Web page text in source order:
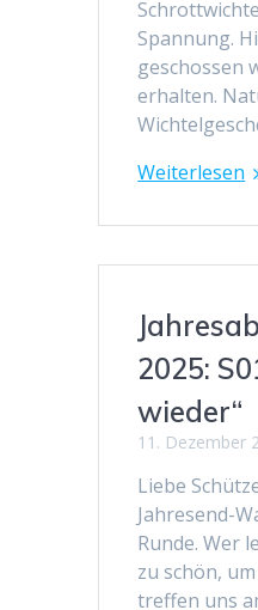
Spannung.
geschossen
erhalten.
Weiterlesen
2025:
wieder“
11. Dezember
Liebe
Jahresend-
Runde. Wer
zu schön,
treffen uns